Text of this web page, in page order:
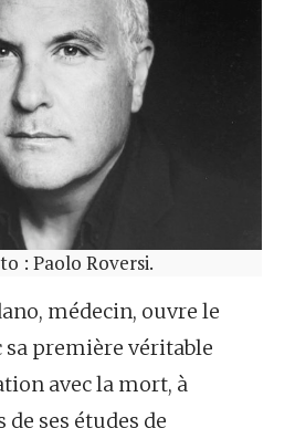
: Paolo Roversi.
médecin, ouvre le
sa première véritable
avec la mort, à
ses études de